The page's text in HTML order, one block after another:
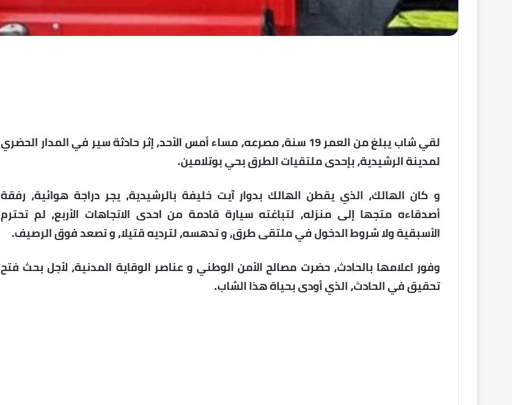
لقي شاب يبلغ من العمر 19 سنة، مصرعه، مساء أمس الأحد، إثر حادثة سير في المدار الحضري
لمدينة الرشيدية، بإحدى ملتقيات الطرق بحي بوتلامين.
و كان الهالك، الذي يقطن الهالك بدوار آيت خليفة بالرشيدية، يجر دراجة هوائية، رفقة
أصدقاءه متجها إلى منزله، لتباغته سيارة قادمة من احدى الاتجاهات الأربع، لم تحترم
الأسبقية ولا شروط الدخول في ملتقى طرق، و تدهسه، لترديه قتيلا، و تصعد فوق الرصيف.
وفور اعلامها بالحادث، حضرت مصالح الأمن الوطني و عناصر الوقاية المدنية، لأجل بحث فتح
تحقيق في الحادث، الذي أودى بحياة هذا الشاب.